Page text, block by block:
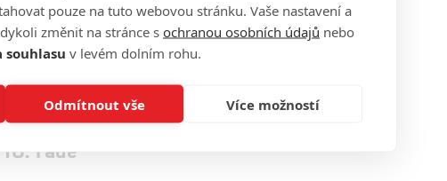
Městečko South Park změní od 22.
a vy do toho můžete zasáhnout. V galerii
zákulisí dabingu South Parku.
řadě
pouze na tuto webovou stránku. Vaše nastavení a
změnit na stránce sochranou osobních údajů nebo
souhlasu v levém dolním rohu.
Odmítnout vše Více možností